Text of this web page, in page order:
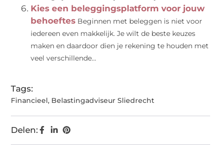
Kies een beleggingsplatform voor jouw
behoeftes Beginnen met beleggen is niet voor
iedereen even makkelijk. Je wilt de beste keuzes
maken en daardoor dien je rekening te houden met
veel verschillende...
Tags:
Financieel, Belastingadviseur Sliedrecht
Delen: